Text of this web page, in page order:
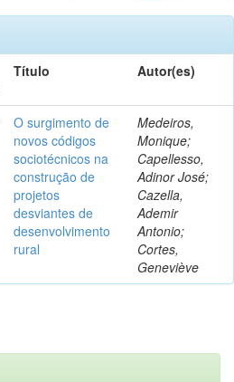
Título Autor(es)
O surgimento de
novos códigos
sociotécnicos na
construção de
projetos
desviantes de
desenvolvimento
rural
Medeiros,
Monique;
Capellesso,
Adinor José;
Cazella,
Ademir
Antonio;
Cortes,
Geneviève